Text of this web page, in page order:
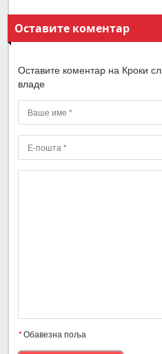
Оставите коментар
Оставите коментар на Кроки
владе
*Обавезна поља